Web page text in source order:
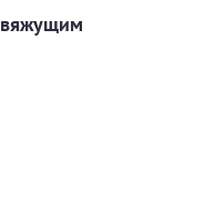
вяжущим